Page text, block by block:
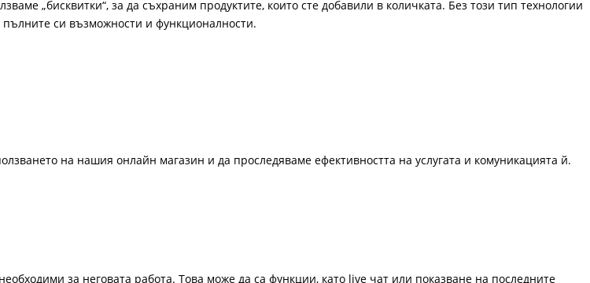
„бисквитки“, за да съхраним продуктите, които сте добавили в количката. Без този тип технологии
си възможности и функционалности.
на нашия онлайн магазин и да проследяваме ефективността на услугата и комуникацията й.
за неговата работа. Това може да са функции, като live чат или показване на последните